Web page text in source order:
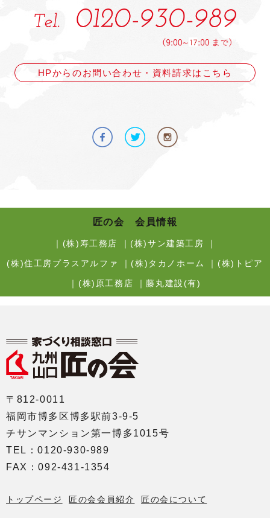
HPからのお問い合わせ・資料請求はこちら
匠の会 会員情報
｜ (株)寿工務店 ｜ (株)サン建築工房 ｜
(株)住工房プラスアルファ ｜ (株)タカノホーム ｜ (株)トピア
｜ (株)原工務店 ｜藤丸建設(有)
〒812-0011
福岡市博多区博多駅前3-9-5
チサンマンション第一博多1015号
TEL：0120-930-989
FAX：092-431-1354
トップページ 匠の会会員紹介 匠の会について